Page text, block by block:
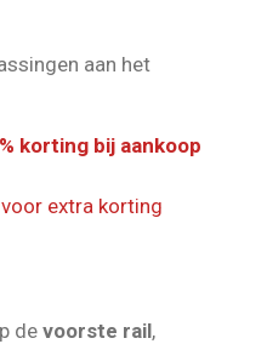
aan het
korting bij aankoop
extra korting
devoorste rail,